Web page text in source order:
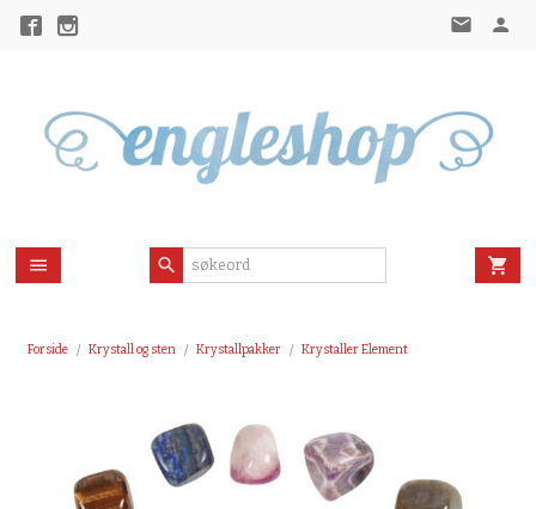
Forside Krystall og sten Krystallpakker Krystaller Element